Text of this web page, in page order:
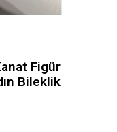
Figür
Bileklik